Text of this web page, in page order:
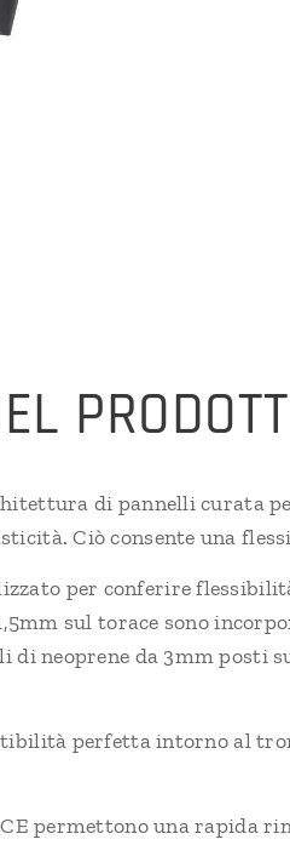
di pannelli curata
Ciò consente una
per conferire
sul torace sono
di neoprene da 3mm posti
perfetta intorno al
permettono una rapida